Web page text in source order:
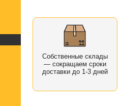
Собственные склады
— сокращаем сроки
доставки до 1-3 дней